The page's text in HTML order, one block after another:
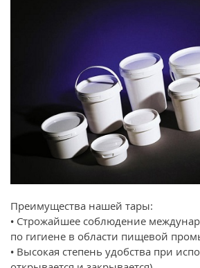
Преимущества нашей тары:
• Строжайшее соблюдение
по гигиене в области пищевой
• Высокая степень удобства при